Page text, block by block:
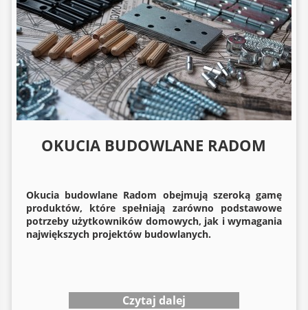
OKUCIA BUDOWLANE RADOM
Okucia budowlane Radom obejmują szeroką gamę
produktów, które spełniają zarówno podstawowe
potrzeby użytkowników domowych, jak i wymagania
największych projektów budowlanych.
Czytaj dalej